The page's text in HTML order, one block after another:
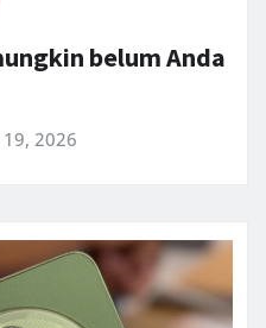
belum Anda
19, 2026